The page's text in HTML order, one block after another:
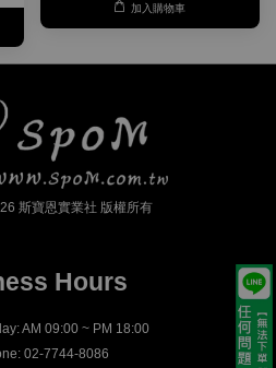
加入購物車
斯寶恩實業社 版權所有
Hours
AM 09:00 ~ PM 18:00
02-7744-8086